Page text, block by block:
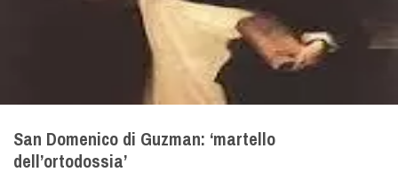
San Domenico di Guzman: ‘martello
dell’ortodossia’